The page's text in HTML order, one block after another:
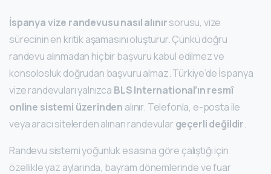
İspanya vize randevusu nasıl alınırsorusu, vize
sürecinin en kritik aşamasını oluşturur. Çünkü doğru
randevu alınmadan hiçbir başvuru kabul edilmez ve
konsolosluk doğrudan başvuru almaz. Türkiye’de İspanya
vize randevuları yalnızca BLS International’ın resmî
online sistemi üzerinden alınır. Telefonla, e-posta ile
veya aracı sitelerden alınan randevular geçerli değildir.
Randevu sistemi yoğunluk esasına göre çalıştığı için
özellikle yaz aylarında, bayram dönemlerinde ve fuar